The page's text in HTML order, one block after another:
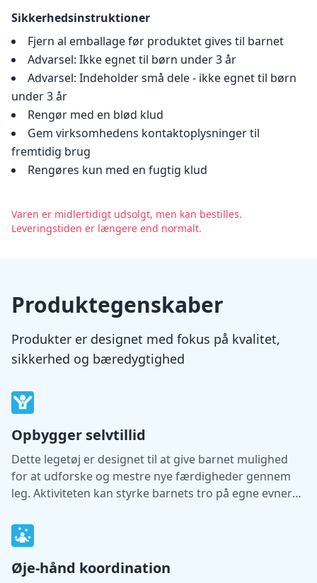
Sikkerhedsinstruktioner
Fjern al emballage før produktet gives til barnet
Advarsel: Ikke egnet til børn under 3 år
Advarsel: Indeholder små dele - ikke egnet til børn
under 3 år
Rengør med en blød klud
Gem virksomhedens kontaktoplysninger til
fremtidig brug
Rengøres kun med en fugtig klud
Varen er midlertidigt udsolgt, men kan bestilles.
Leveringstiden er længere end normalt.
Produktegenskaber
Produkter er designet med fokus på kvalitet,
sikkerhed og bæredygtighed
Opbygger selvtillid
Dette legetøj er designet til at give barnet mulighed
for at udforske og mestre nye færdigheder gennem
leg. Aktiviteten kan styrke barnets tro på egne evner
Øje-hånd koordination